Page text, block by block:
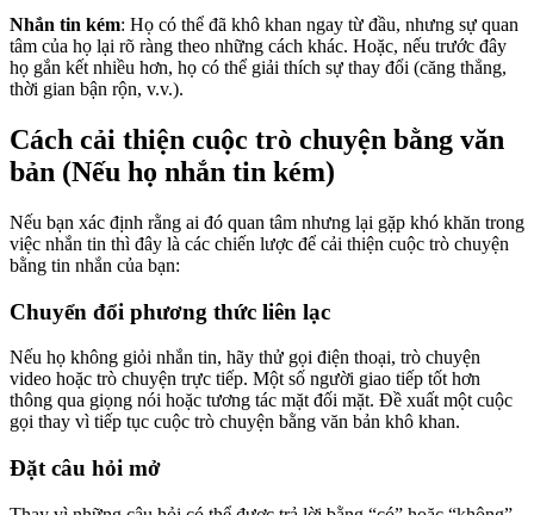
Nhắn tin kém: Họ có thể đã khô khan ngay từ đầu, nhưng sự quan
tâm của họ lại rõ ràng theo những cách khác. Hoặc, nếu trước đây
họ gắn kết nhiều hơn, họ có thể giải thích sự thay đổi (căng thẳng,
thời gian bận rộn, v.v.).
Cách cải thiện cuộc trò chuyện bằng văn
bản (Nếu họ nhắn tin kém)
Nếu bạn xác định rằng ai đó quan tâm nhưng lại gặp khó khăn trong
việc nhắn tin thì đây là các chiến lược để cải thiện cuộc trò chuyện
bằng tin nhắn của bạn:
Chuyển đổi phương thức liên lạc
Nếu họ không giỏi nhắn tin, hãy thử gọi điện thoại, trò chuyện
video hoặc trò chuyện trực tiếp. Một số người giao tiếp tốt hơn
thông qua giọng nói hoặc tương tác mặt đối mặt. Đề xuất một cuộc
gọi thay vì tiếp tục cuộc trò chuyện bằng văn bản khô khan.
Đặt câu hỏi mở